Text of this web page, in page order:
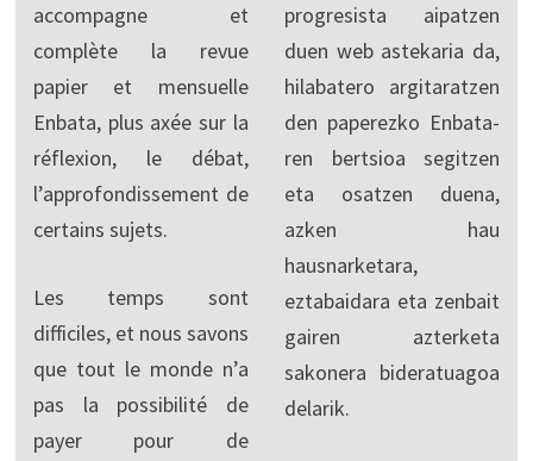
accompagne et
complète la revue
papier et mensuelle
Enbata, plus axée sur la
réflexion, le débat,
l’approfondissement de
certains sujets.
Les temps sont
difficiles, et nous savons
que tout le monde n’a
pas la possibilité de
payer pour de
progresista aipatzen
duen web astekaria da,
hilabatero argitaratzen
den paperezko Enbata-
ren bertsioa segitzen
eta osatzen duena,
azken hau
hausnarketara,
eztabaidara eta zenbait
gairen azterketa
sakonera bideratuagoa
delarik.